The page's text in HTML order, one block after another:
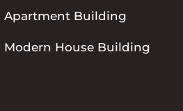
Apartment Building
Modern House Building